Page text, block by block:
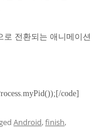
로 전환되는 애니메이션
code]
Android,finish,